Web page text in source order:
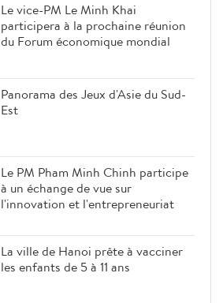
Le vice-PM Le Minh Khai
participera à la prochaine réunion
du Forum économique mondial
Panorama des Jeux d'Asie du Sud-
Est
Le PM Pham Minh Chinh participe
à un échange de vue sur
l'innovation et l'entrepreneuriat
La ville de Hanoi prête à vacciner
les enfants de 5 à 11 ans